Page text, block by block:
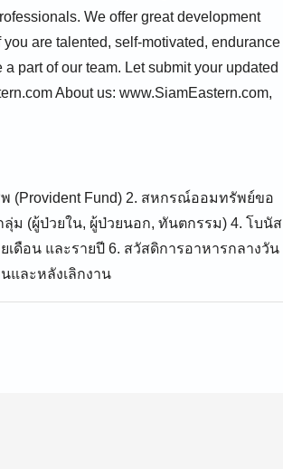
We offer great development
are talented, self-motivated, endurance
part of our team. Let submit your updated
About us: www.SiamEastern.com,
(Provident Fund) 2. สหกรณ์ออมทรัพย์ขอ
ม (ผู้ป่วยใน, ผู้ป่วยนอก, ทันตกรรม) 4. โบนัส
เดือน และรายปี 6. สวัสดิการอาหารกลางวัน
และหลังเลิกงาน